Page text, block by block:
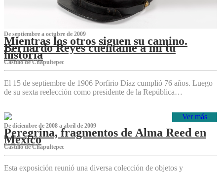
De septiembre a octubre de 2009
Mientras los otros siguen su camino.
Bernardo Reyes cuéntame a mí tu
historia
Castillo de Chapultepec
El 15 de septiembre de 1906 Porfirio Díaz cumplió 76 años. Luego
de su sexta reelección como presidente de la República…
Ver más
De diciembre de 2008 a abril de 2009
Peregrina, fragmentos de Alma Reed en
México
Castillo de Chapultepec
Esta exposición reunió una diversa colección de objetos y